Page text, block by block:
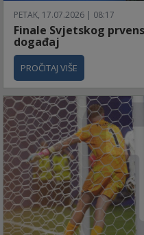
PETAK, 17.07.2026 | 08:17
Finale Svjetskog
događaj
PROČITAJ VIŠE